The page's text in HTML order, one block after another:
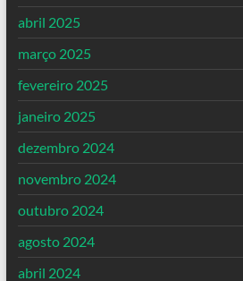
abril 2025
março 2025
fevereiro 2025
janeiro 2025
dezembro 2024
novembro 2024
outubro 2024
agosto 2024
abril 2024